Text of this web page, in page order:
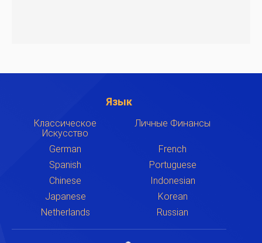
Язык
Классическое
Искусство
Личные Финансы
German
French
Spanish
Portuguese
Chinese
Indonesian
Japanese
Korean
Netherlands
Russian